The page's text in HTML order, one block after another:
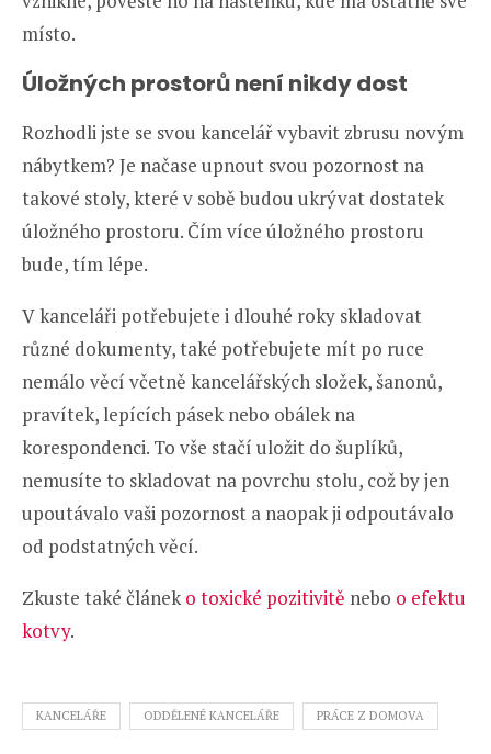
místo.
Úložných prostorů není nikdy dost
Rozhodli jste se svou kancelář vybavit zbrusu novým
nábytkem? Je načase upnout svou pozornost na
takové stoly, které v sobě budou ukrývat dostatek
úložného prostoru. Čím více úložného prostoru
bude, tím lépe.
V kanceláři potřebujete i dlouhé roky skladovat
různé dokumenty, také potřebujete mít po ruce
nemálo věcí včetně kancelářských složek, šanonů,
pravítek, lepících pásek nebo obálek na
korespondenci. To vše stačí uložit do šuplíků,
nemusíte to skladovat na povrchu stolu, což by jen
upoutávalo vaši pozornost a naopak ji odpoutávalo
od podstatných věcí.
Zkuste také článeko toxické pozitivitě nebo o efektu
kotvy.
KANCELÁŘE ODDĚLENÉ KANCELÁŘE PRÁCE Z DOMOVA